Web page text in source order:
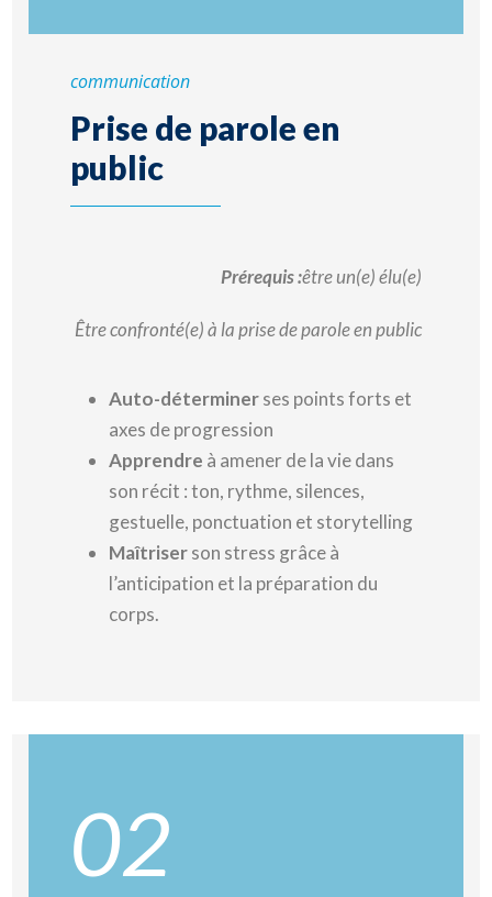
communication
Prise de parole en
public
Prérequis :être un(e) élu(e)
Être confronté(e) à la prise de parole en public
Auto-déterminerses points forts et
axes de progression
Apprendre à amener de la vie dans
son récit : ton, rythme, silences,
gestuelle, ponctuation et storytelling
Maîtriserson stress grâce à
l’anticipation et la préparation du
corps.
02